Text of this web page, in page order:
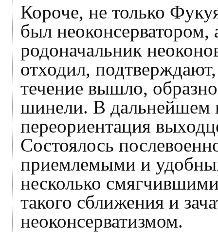
Короче, не только
был
родоначальник
отходил,
течение вышло,
шинели. В дальнейшем
переориентация
Состоялось
приемлемыми и
несколько
такого сближения и
неоконсерватизмом.